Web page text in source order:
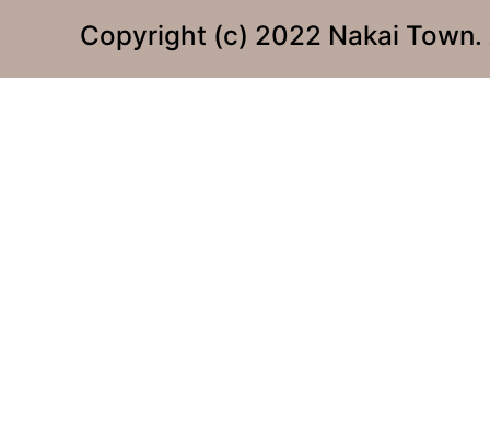
Copyright (c) 2022 Nakai Town.